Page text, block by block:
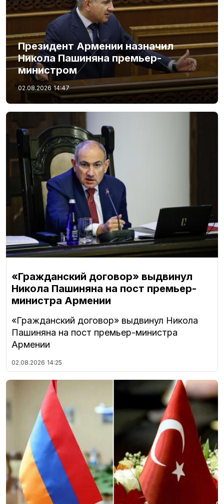
Президент Армении назначил
Никола Пашиняна премьер-
министром
02.08.2026 14:47
«Гражданский договор» выдвинул
Никола Пашиняна на пост премьер-
министра Армении
«Гражданский договор» выдвинул Никола
Пашиняна на пост премьер-министра
Армении
02.08.2026 14:25